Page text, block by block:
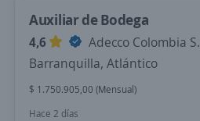
Auxiliar de Bodega
4,6
Adecco Colombia
Barranquilla, Atlántico
$ 1.750.905,00 (Mensual)
Hace 2 días